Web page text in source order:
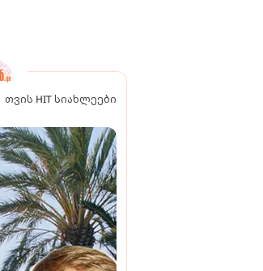
თვის HIT სიახლეები